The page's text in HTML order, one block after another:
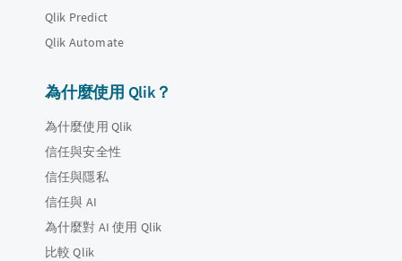
Qlik Predict
Qlik Automate
為什麼使用 Qlik？
為什麼使用 Qlik
信任與安全性
信任與隱私
信任與 AI
為什麼對 AI 使用 Qlik
比較 Qlik